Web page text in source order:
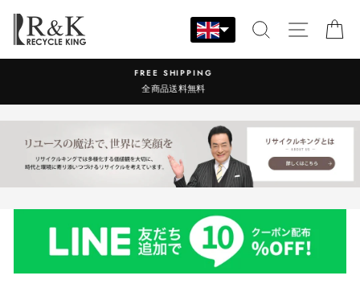
content
SEARCHSITE
営業時間：9:00-17:30 年中無休